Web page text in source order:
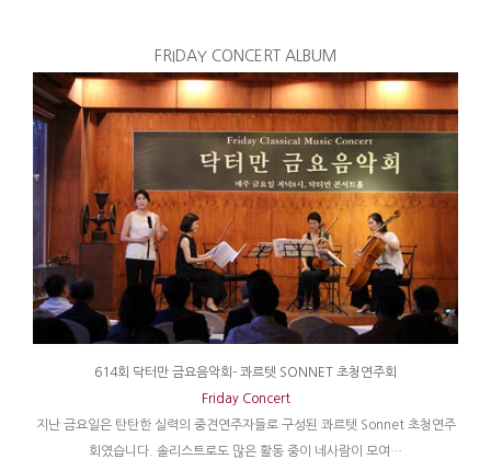
FRIDAY CONCERT ALBUM
614회 닥터만 금요음악회- 콰르텟 SONNET 초청연주회
Friday Concert
지난 금요일은 탄탄한 실력의 중견연주자들로 구성된 콰르텟 Sonnet 초청연주
회였습니다. 솔리스트로도 많은 활동 중이 네사람이 모여…